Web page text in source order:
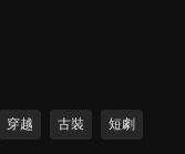
穿越 古裝 短劇